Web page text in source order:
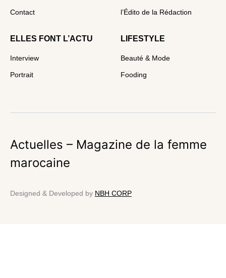
Contact l’Édito de la Rédaction
ELLES FONT L’ACTU
Interview
Portrait
LIFESTYLE
Beauté & Mode
Fooding
Actuelles – Magazine de la femme
marocaine
Designed & Developed by NBH CORP